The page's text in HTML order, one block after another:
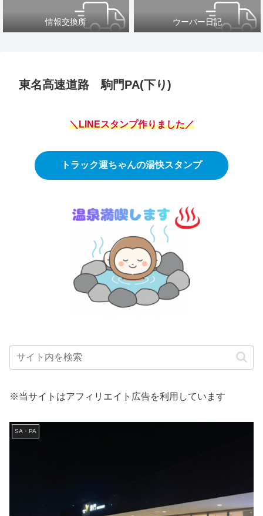
情報交換所 ウーバー日記
東名高速道路 駒門PA(下り)
＼LINEスタンプ作りました／
トラック運ちゃんの湯快スタンプ
※当サイトはアフィリエイト広告を利用しています
SA・PA